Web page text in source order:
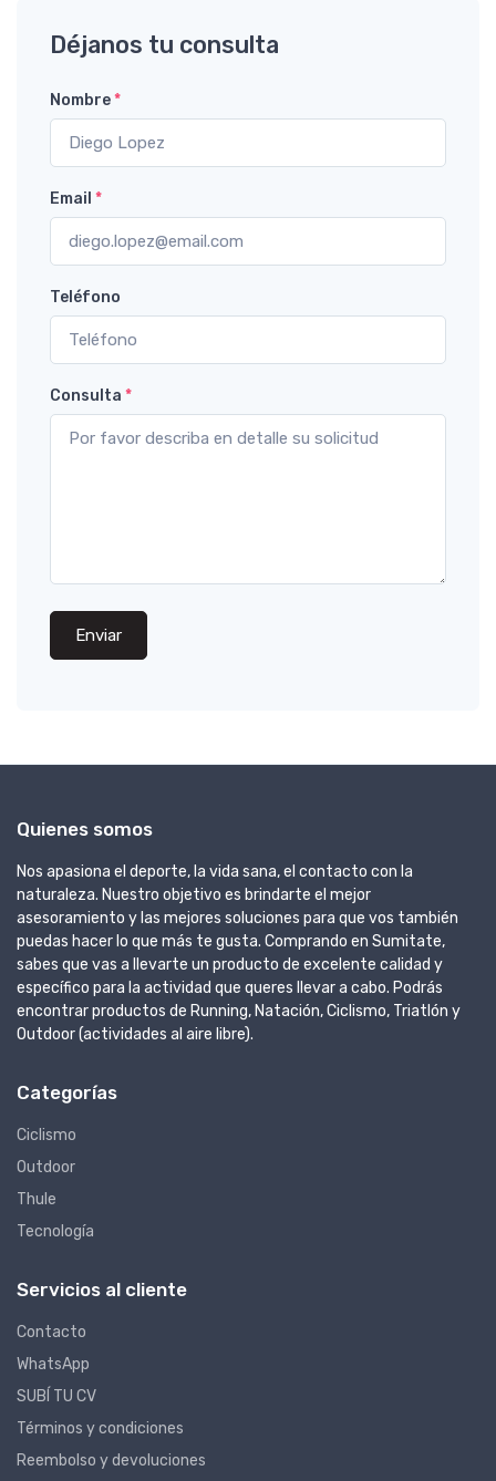
Déjanos tu consulta
Nombre*
Email *
Teléfono
Consulta *
Enviar
Quienes somos
Nos apasiona el deporte, la vida sana, el contacto con la
naturaleza. Nuestro objetivo es brindarte el mejor
asesoramiento y las mejores soluciones para que vos también
puedas hacer lo que más te gusta. Comprando en Sumitate,
sabes que vas a llevarte un producto de excelente calidad y
específico para la actividad que queres llevar a cabo. Podrás
encontrar productos de Running, Natación, Ciclismo, Triatlón y
Outdoor (actividades al aire libre).
Categorías
Ciclismo
Outdoor
Thule
Tecnología
Servicios al cliente
Contacto
WhatsApp
SUBÍ TU CV
Términos y condiciones
Reembolso y devoluciones